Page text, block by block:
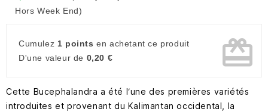
Hors Week End)
Cumulez 1 points en achetant ce produit
D'une valeur de 0,20 € card_giftcard
Cette Bucephalandra a été l‘une des premières variétés
introduites et provenant du Kalimantan occidental, la